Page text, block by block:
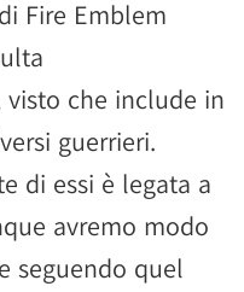
di Fire Emblem
che include in
guerrieri.
di essi è legata a
avremo modo
seguendo quel